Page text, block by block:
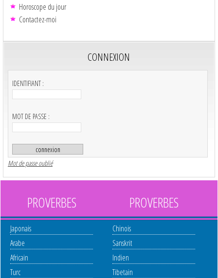
Horoscope du jour
Contactez-moi
CONNEXION
IDENTIFIANT :
MOT DE PASSE :
Mot de passe oublié
PROVERBES
Japonais
Arabe
Africain
Turc
PROVERBES
Chinois
Sanskrit
Indien
Tibetain